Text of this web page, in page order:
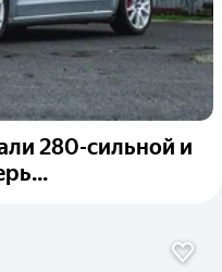
280-сильной и